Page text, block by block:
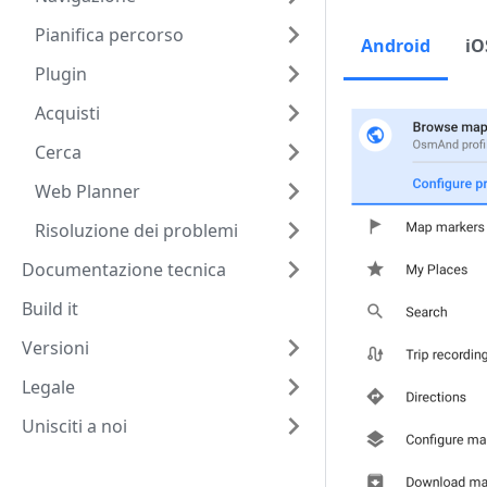
Pianifica percorso
Plugin
Acquisti
Cerca
Web Planner
Risoluzione dei problemi
Documentazione tecnica
Build it
Versioni
Legale
Unisciti a noi
Android